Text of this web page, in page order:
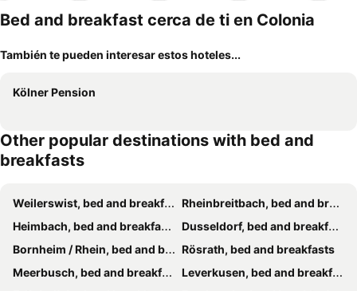
mascotas
Bed and breakfast cerca de ti en Colonia
También te pueden interesar estos hoteles...
Kölner Pension
Other popular destinations with bed and
breakfasts
Weilerswist, bed and breakfasts
Rheinbreitbach, bed and breakfasts
Heimbach, bed and breakfasts
Dusseldorf, bed and breakfasts
Bornheim / Rhein, bed and breakfasts
Rösrath, bed and breakfasts
Meerbusch, bed and breakfasts
Leverkusen, bed and breakfasts